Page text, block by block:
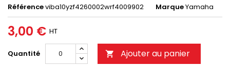
Référenceviba10yzf4260002wrf4009902 MarqueYamaha
3,00 € HT
Quantité  Ajouter au panier